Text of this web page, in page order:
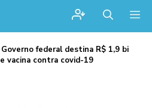
Governo federal destina R$ 1,9 bi
vacina contra covid-19